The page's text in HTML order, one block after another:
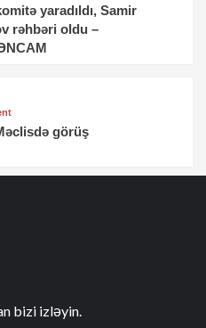
yaradıldı, Samir
rəhbəri oldu –
görüş
bizi izləyin.